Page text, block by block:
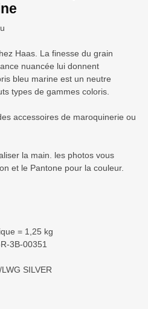
Haas. La finesse du grain
nuancée lui donnent
bleu marine est un neutre
types de gammes coloris.
accessoires de maroquinerie ou
la main. les photos vous
et le Pantone pour la couleur.
= 1,25 kg
3B-00351
SILVER